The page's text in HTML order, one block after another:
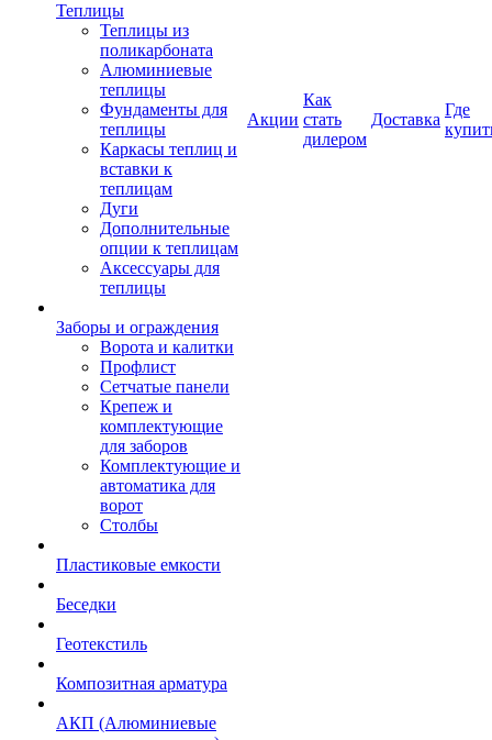
Теплицы
Теплицы из
поликарбоната
Алюминиевые
теплицы
Фундаменты для
теплицы
Каркасы теплиц и
вставки к
теплицам
Дуги
Дополнительные
опции к теплицам
Аксессуары для
теплицы
Заборы и ограждения
Ворота и калитки
Профлист
Сетчатые панели
Крепеж и
комплектующие
для заборов
Комплектующие и
автоматика для
ворот
Столбы
Пластиковые емкости
Беседки
Геотекстиль
Композитная арматура
АКП (Алюминиевые
Акции
Как
стать
дилером
Доставка
Где